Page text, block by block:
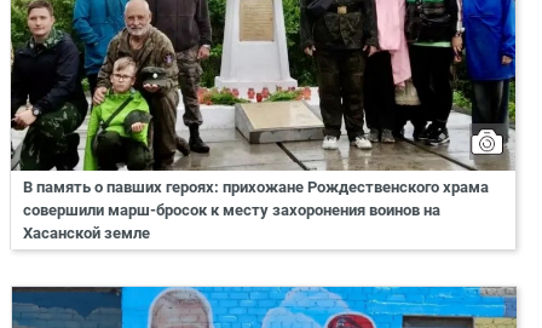
В память о павших героях: прихожане Рождественского храма
совершили марш-бросок к месту захоронения воинов на
Хасанской земле